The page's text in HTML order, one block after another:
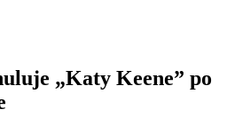
„Katy Keene” po